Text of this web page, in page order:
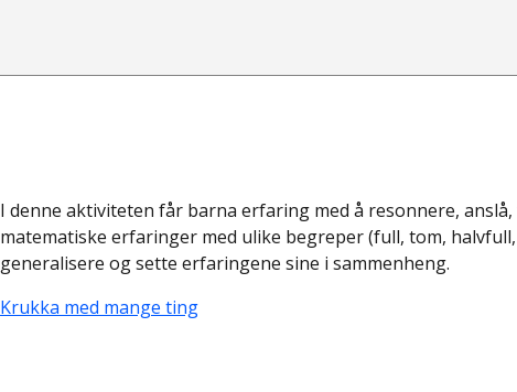
I denne aktiviteten får barna erfaring med å resonnere,
matematiske erfaringer med ulike begreper (full, tom,
generalisere og sette erfaringene sine i sammenheng.
Krukka med mange ting